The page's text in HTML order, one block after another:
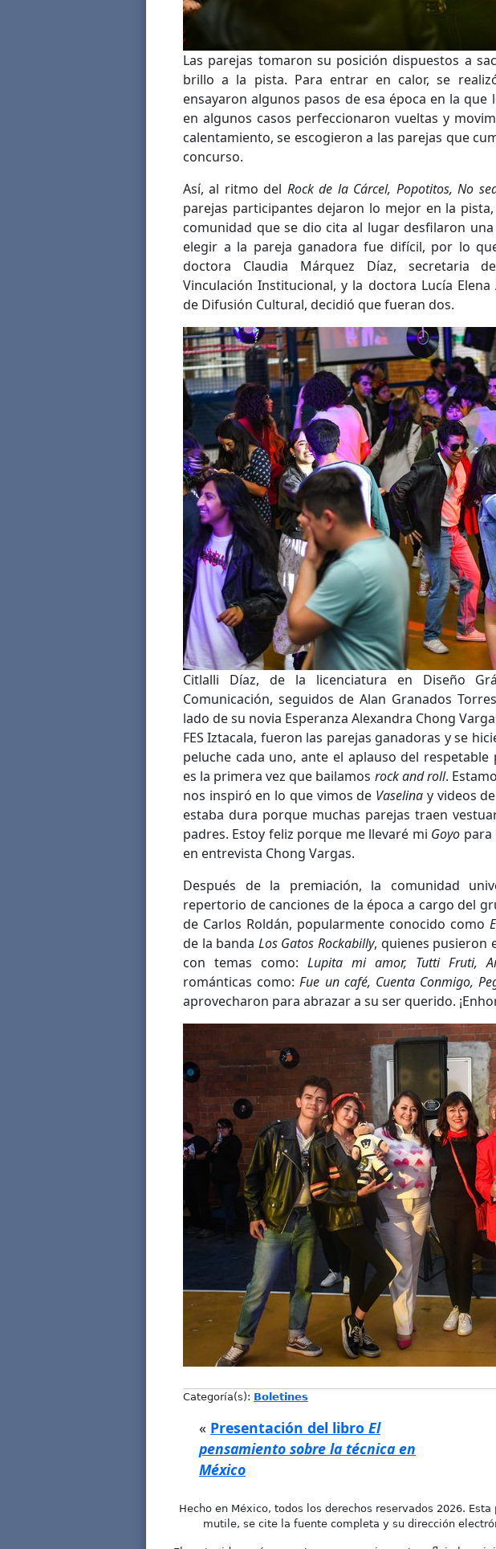
Las parejas tomaron su posición dispuestos a
brillo a la pista. Para entrar en calor, se
ensayaron algunos pasos de esa época en la
en algunos casos perfeccionaron vueltas y
calentamiento, se escogieron a las parejas que
concurso.
Así, al ritmo del Rock de la Cárcel, Popotitos, No
parejas participantes dejaron lo mejor en la
comunidad que se dio cita al lugar desfilaron
elegir a la pareja ganadora fue difícil, por lo
doctora Claudia Márquez Díaz, secretaria
Vinculación Institucional, y la doctora Lucía
de Difusión Cultural, decidió que fueran dos.
Citlalli Díaz, de la licenciatura en Diseño
Comunicación, seguidos de Alan Granados
lado de su novia Esperanza Alexandra Chong
FES Iztacala, fueron las parejas ganadoras y se
peluche cada uno, ante el aplauso del respetable
es la primera vez que bailamos rock and roll.
nos inspiró en lo que vimos de Vaselina y videos
estaba dura porque muchas parejas traen
padres. Estoy feliz porque me llevaré mi Goyo para
en entrevista Chong Vargas.
Después de la premiación, la comunidad
repertorio de canciones de la época a cargo del
de Carlos Roldán, popularmente conocido como
de la banda Los Gatos Rockabilly, quienes pusieron
con temas como:Lupita mi amor, Tutti Fruti,
románticas como:Fue un café, Cuenta Conmigo,
aprovecharon para abrazar a su ser querido.
Categoría(s): Boletines
« Presentación del libro El
pensamiento sobre la técnica en
México
Hecho en México, todos los derechos reservados 2026.
mutile, se cite la fuente completa y su dirección